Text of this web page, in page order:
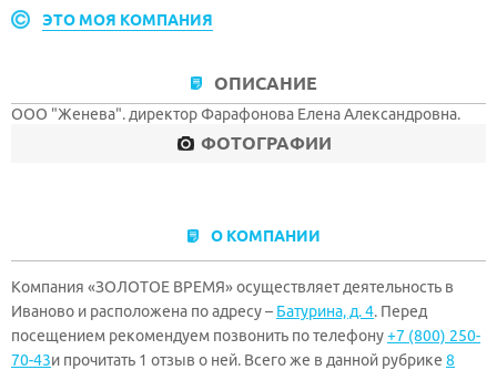
ЭТО МОЯ КОМПАНИЯ
ОПИСАНИЕ
ООО "Женева". директор Фарафонова Елена Александровна.
ФОТОГРАФИИ
О КОМПАНИИ
Компания «ЗОЛОТОЕ ВРЕМЯ» осуществляет деятельность в
Иваново и расположена по адресу – Батурина, д. 4. Перед
посещением рекомендуем позвонить по телефону+7 (800) 250-
70-43и прочитать 1 отзыв о ней. Всего же в данной рубрике 8